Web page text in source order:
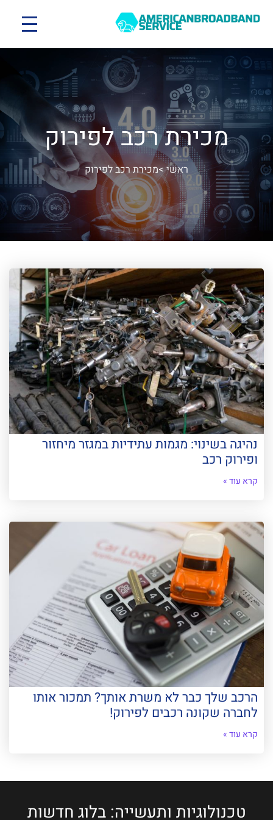
מכירת רכב לפירוק
ראשי>מכירת רכב לפירוק
נהיגה בשינוי: מגמות עתידיות במגזר מיחזור
ופירוק רכב
קרא עוד »
הרכב שלך כבר לא משרת אותך? תמכור אותו
לחברה שקונה רכבים לפירוק!
קרא עוד »
טכנולוגיות ותעשייה: בלוג חדשות